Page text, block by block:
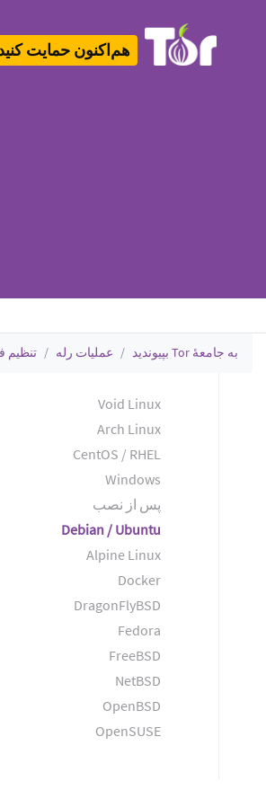
هم‌اکنون حمایت
به جامعهٔ Tor بپیوندید عملیات رله تنظیم
Void Linux
Arch Linux
CentOS / RHEL
Windows
پس از نصب
Debian / Ubuntu
Alpine Linux
Docker
DragonFlyBSD
Fedora
FreeBSD
NetBSD
OpenBSD
OpenSUSE